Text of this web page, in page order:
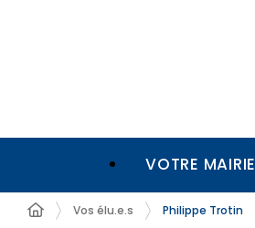
VOTRE MAIRIE
Vos élu.e.s Philippe Trotin